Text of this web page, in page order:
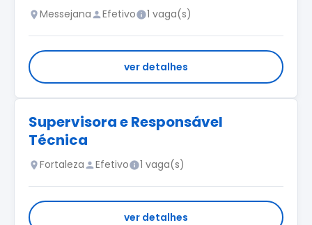
Messejana Efetivo 1 vaga(s)
ver detalhes
Supervisora e Responsável
Técnica
Fortaleza Efetivo 1 vaga(s)
ver detalhes